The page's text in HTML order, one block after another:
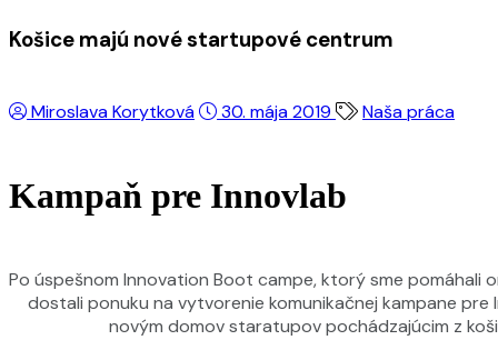
Miroslava Korytková 30. mája 2019 Naša práca
Košice majú nové startupové centrum
Kampaň pre Innovlab
Po úspešnom Innovation Boot campe, ktorý sme pomáhali
dostali ponuku na vytvorenie komunikačnej kampane
novým domov staratupov pochádzajúcim z